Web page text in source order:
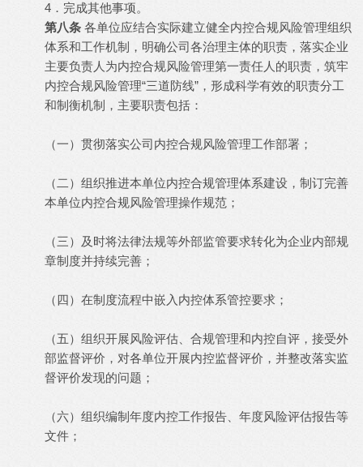
4．完成其他事项。
第八条 各单位应结合实际建立健全内控合规风险管理组织
体系和工作机制，明确公司各治理主体的职责，落实企业
主要负责人为内控合规风险管理第一责任人的职责，筑牢
内控合规风险管理“三道防线”，形成科学有效的职责分工
和制衡机制，主要职责包括：
（一）贯彻落实公司内控合规风险管理工作部署；
（二）组织推进本单位内控合规管理体系建设，制订完善
本单位内控合规风险管理操作规范；
（三）及时将法律法规等外部监管要求转化为企业内部规
章制度并持续完善；
（四）在制度流程中嵌入内控体系管控要求；
（五）组织开展风险评估、合规管理和内控自评，接受外
部监督评价，对各单位开展内控监督评价，并整改落实监
督评价发现的问题；
（六）组织编制年度内控工作报告、年度风险评估报告等
文件；